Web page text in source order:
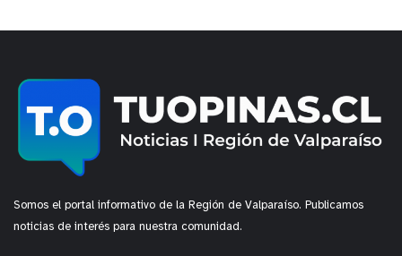
Somos el portal informativo de la Región de Valparaíso. Publicamos
noticias de interés para nuestra comunidad.